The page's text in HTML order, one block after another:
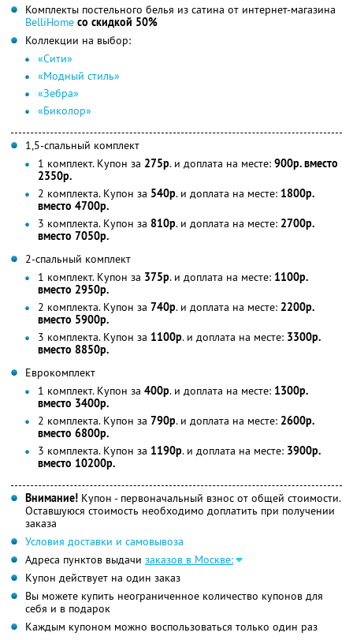
Комплекты постельного белья из сатина от интернет-магазина
ВelliHome со скидкой 50%
Коллекции на выбор:
«Сити»
«Модный стиль»
«Зебра»
«Биколор»
1,5-спальный комплект
1 комплект. Купон за 275р. и доплата на месте: 900р. вместо
2350р.
2 комплекта. Купон за 540р. и доплата на месте: 1800р.
вместо 4700р.
3 комплекта. Купон за 810р. и доплата на месте: 2700р.
вместо 7050р.
2-спальный комплект
1 комплект. Купон за 375р. и доплата на месте: 1100р.
вместо 2950р.
2 комплекта. Купон за 740р. и доплата на месте: 2200р.
вместо 5900р.
3 комплекта. Купон за 1100р. и доплата на месте: 3300р.
вместо 8850р.
Еврокомплект
1 комплект. Купон за 400р. и доплата на месте: 1300р.
вместо 3400р.
2 комплекта. Купон за 790р. и доплата на месте: 2600р.
вместо 6800р.
3 комплекта. Купон за 1190р. и доплата на месте: 3900р.
вместо 10200р.
Внимание! Купон - первоначальный взнос от общей стоимости.
Оставшуюся стоимость необходимо доплатить при получении
заказа
Условия достaвки и самовывоза
Адреса пунктов выдачи заказов в Москве:
Купон действует на один заказ
Вы можете купить неограниченное количество купонов для
себя и в подарок
Каждым купоном можно воспользоваться только один раз